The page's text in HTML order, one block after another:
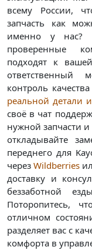
всему России,
запчасть как
именно у нас?
проверенные
подходят к
ответственный
контроль
реальной детали
своё в чат
нужной запчасти
откладывайте
переднего для
через Wildberries
доставку и
беззаботной
Поторопитесь,
отличном
разделяет вас с
комфорта в